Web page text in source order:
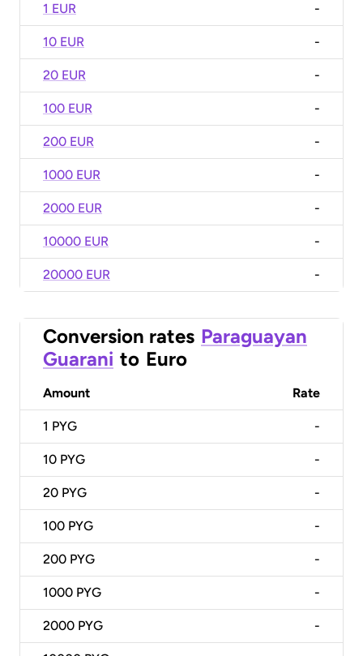
1 EUR -
10 EUR -
20 EUR -
100 EUR -
200 EUR -
1000 EUR -
2000 EUR -
10000 EUR -
20000 EUR -
Conversion rates Paraguayan
Guarani to Euro
Amount Rate
1 PYG -
10 PYG -
20 PYG -
100 PYG -
200 PYG -
1000 PYG -
2000 PYG -